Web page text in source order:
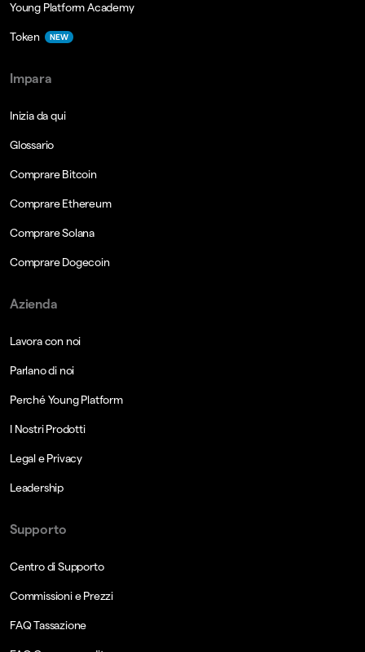
Young Platform Academy
Token NEW
Impara
Inizia da qui
Glossario
Comprare Bitcoin
Comprare Ethereum
Comprare Solana
Comprare Dogecoin
Azienda
Lavora con noi
Parlano di noi
Perché Young Platform
I Nostri Prodotti
Legal e Privacy
Leadership
Supporto
Centro di Supporto
Commissioni e Prezzi
FAQ Tassazione